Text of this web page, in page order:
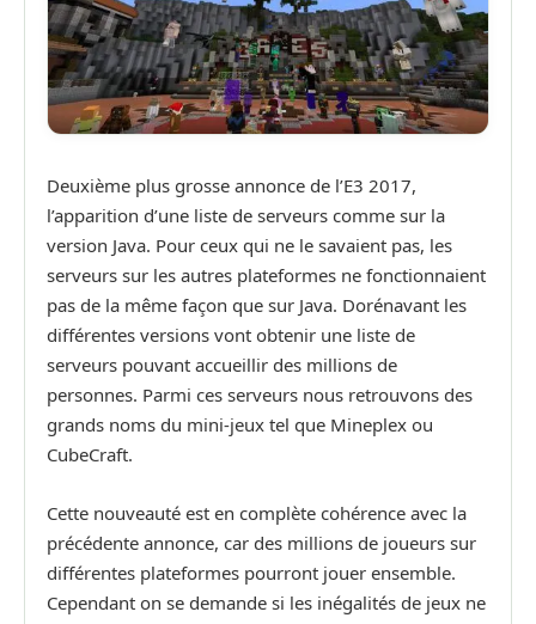
Deuxième plus grosse annonce de l’E3 2017,
l’apparition d’une liste de serveurs comme sur la
version Java. Pour ceux qui ne le savaient pas, les
serveurs sur les autres plateformes ne fonctionnaient
pas de la même façon que sur Java. Dorénavant les
différentes versions vont obtenir une liste de
serveurs pouvant accueillir des millions de
personnes. Parmi ces serveurs nous retrouvons des
grands noms du mini-jeux tel que Mineplex ou
CubeCraft.
Cette nouveauté est en complète cohérence avec la
précédente annonce, car des millions de joueurs sur
différentes plateformes pourront jouer ensemble.
Cependant on se demande si les inégalités de jeux ne